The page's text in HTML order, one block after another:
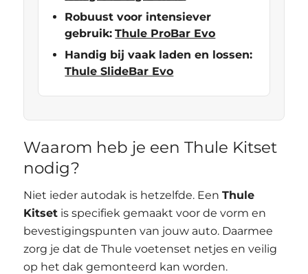
Robuust voor intensiever
gebruik: Thule ProBar Evo
Handig bij vaak laden en lossen:
Thule SlideBar Evo
Waarom heb je een Thule Kitset
nodig?
Niet ieder autodak is hetzelfde. EenThule
Kitset is specifiek gemaakt voor de vorm en
bevestigingspunten van jouw auto. Daarmee
zorg je dat de Thule voetenset netjes en veilig
op het dak gemonteerd kan worden.